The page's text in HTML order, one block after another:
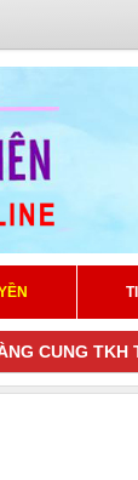
CUNG TKH